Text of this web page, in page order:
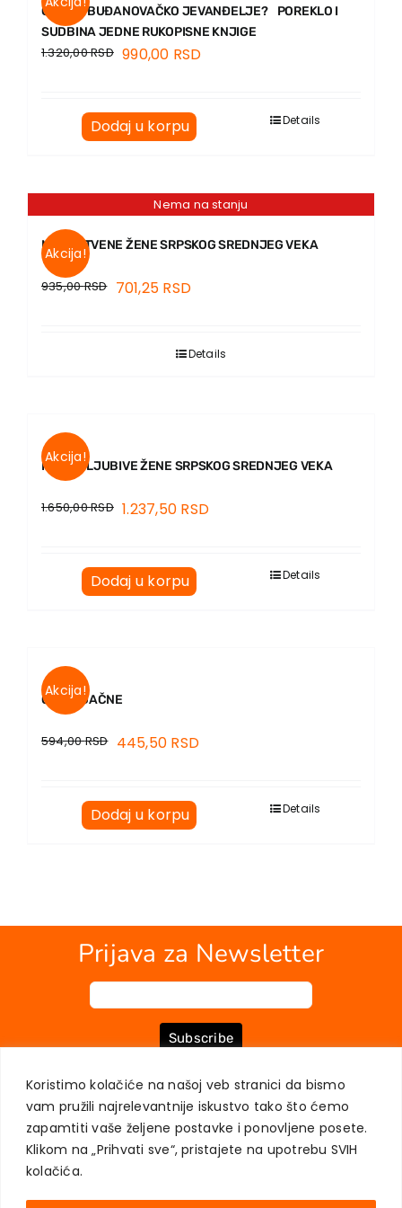
Koristimo kolačiće na našoj veb stranici da bismo
vam pružili najrelevantnije iskustvo tako što ćemo
zapamtiti vaše željene postavke i ponovljene posete.
Klikom na „Prihvati sve“, pristajete na upotrebu SVIH
kolačića.
GDE JE BUĐANOVAČKO JEVANĐELJE? POREKLO I
SUDBINA JEDNE RUKOPISNE KNJIGE
1.320,00RSD 990,00 RSD
Dodaj u korpu Details
Nema na stanju
Akcija!
MUŽASTVENE ŽENE SRPSKOG SREDNJEG VEKA
935,00RSD 701,25 RSD
Details
Akcija!
KNJIGOLJUBIVE ŽENE SRPSKOG SREDNJEG VEKA
1.650,00RSD 1.237,50 RSD
Dodaj u korpu Details
Akcija!
OČI SRDAČNE
594,00RSD 445,50 RSD
Dodaj u korpu Details
Prijava za Newsletter
Subscribe
O NAMA KNJIGE MOJ NALOG KONTAKT
USLOVI KUPOVINE
ZAŠTITA PRIVATNOSTI KORISNIKA